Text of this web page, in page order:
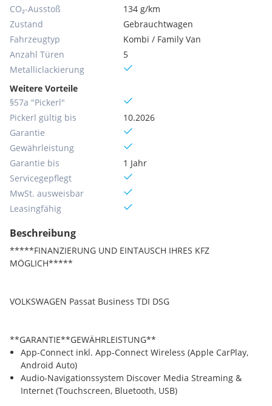
CO₂-Ausstoß
134 g/km
Zustand
Gebrauchtwagen
Fahrzeugtyp
Kombi / Family Van
Anzahl Türen
5
Metallic­lackierung
Weitere Vorteile
§57a "Pickerl"
Pickerl gültig bis
10.2026
Garantie
Gewährleistung
Garantie bis
1 Jahr
Servicegepflegt
MwSt. ausweisbar
Leasingfähig
Beschreibung
*****FINANZIERUNG UND EINTAUSCH IHRES KFZ
MÖGLICH*****
VOLKSWAGEN Passat Business TDI DSG
**GARANTIE**GEWÄHRLEISTUNG**
App-Connect inkl. App-Connect Wireless (Apple CarPlay,
Android Auto)
Audio-Navigationssystem Discover Media Streaming &
Internet (Touchscreen, Bluetooth, USB)